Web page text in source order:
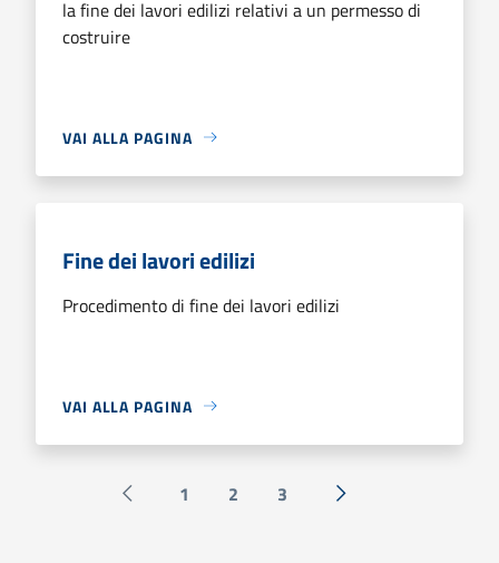
la fine dei lavori edilizi relativi a un permesso di
costruire
VAI ALLA PAGINA
Fine dei lavori edilizi
Procedimento di fine dei lavori edilizi
VAI ALLA PAGINA
Pagina precedente
1 2 3 Successiva »